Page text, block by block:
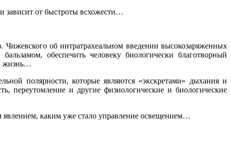
зависит от быстроты всхожести…
об интратрахеальном введении высокозаряженных
обеспечить человеку биологически благотворный
жизнь…
полярности, которые являются «экскретами» дыхания и
переутомление и другие физиологические и биологические
каким уже стало управление освещением…